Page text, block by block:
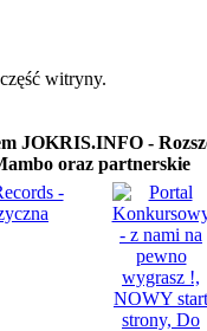
witryny.
JOKRIS.INFO -
oraz partnerskie